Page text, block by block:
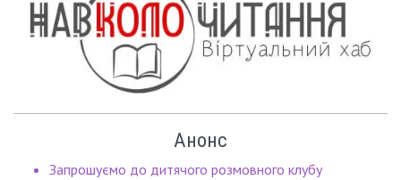
Анонс
Запрошуємо до дитячого розмовного клубу